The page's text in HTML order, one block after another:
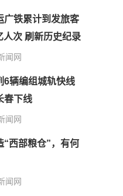
广铁累计到发旅客
人次 刷新历史纪录
闻网
6辆编组城轨快线
春下线
闻网
“西部粮仓”，有何
闻网